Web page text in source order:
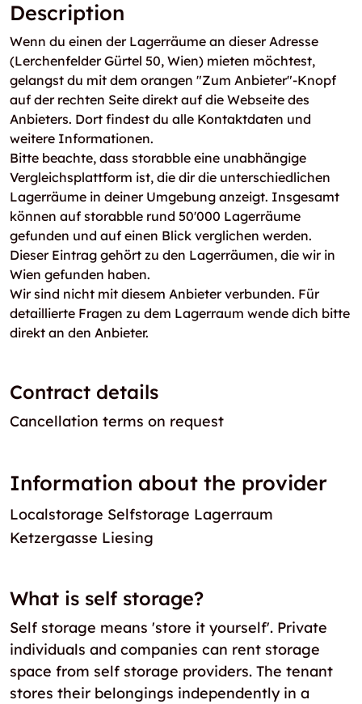
Description
Wenn du einen der Lagerräume an dieser Adresse
(Lerchenfelder Gürtel 50, Wien) mieten möchtest,
gelangst du mit dem orangen "Zum Anbieter"-Knopf
auf der rechten Seite direkt auf die Webseite des
Anbieters. Dort findest du alle Kontaktdaten und
weitere Informationen.
Bitte beachte, dass storabble eine unabhängige
Vergleichsplattform ist, die dir die unterschiedlichen
Lagerräume in deiner Umgebung anzeigt. Insgesamt
können auf storabble rund 50'000 Lagerräume
gefunden und auf einen Blick verglichen werden.
Dieser Eintrag gehört zu den Lagerräumen, die wir in
Wien gefunden haben.
Wir sind nicht mit diesem Anbieter verbunden. Für
detaillierte Fragen zu dem Lagerraum wende dich bitte
direkt an den Anbieter.
Contract details
Cancellation terms on request
Information about the provider
Localstorage Selfstorage Lagerraum
Ketzergasse Liesing
What is self storage?
Self storage means 'store it yourself'. Private
individuals and companies can rent storage
space from self storage providers. The tenant
stores their belongings independently in a